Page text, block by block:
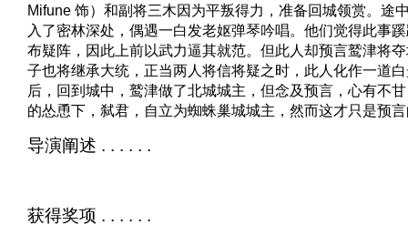
Mifune 饰）和副将三木因为平叛得力，准备回城领赏。途
入了密林深处，偶遇一白发老妪弹琴吟唱。他们觉得此事
布疑阵，因此上前以武力逼其就范。但此人却预言鹫津将
子也将继承大统，正当两人将信将疑之时，此人化作一道
后，回到城中，鹫津做了北城城主，但念及预言，心有不
的怂恿下，弑君，自立为蜘蛛巢城城主，然而这才只是
导演阐述 . . . . . .
获得奖项 . . . . . .